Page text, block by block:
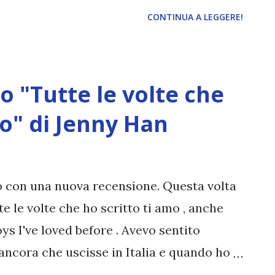
di lettura che ho organizzato
e Briciole di Parole . Adoro sempre
lanciarmi sul terzo e ultimo volume (che
unirvi a me, siete ancora in tempo ( qui
Tutte le volte che ho scritto ti amo mi
case editrici ed mi sono piac...
CONTINUA A LEGGERE!
"Tutte le volte che
di Jenny Han
una nuova recensione. Questa volta
le volte che ho scritto ti amo , anche
I've loved before . Avevo sentito
che uscisse in Italia e quando ho